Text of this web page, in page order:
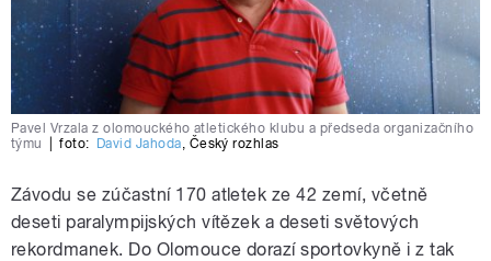
Pavel Vrzala z olomouckého atletického klubu a předseda organizačního
týmu
foto: David Jahoda, Český rozhlas
Závodu se zúčastní 170 atletek ze 42 zemí, včetně
deseti paralympijských vítězek a deseti světových
rekordmanek. Do Olomouce dorazí sportovkyně i z tak